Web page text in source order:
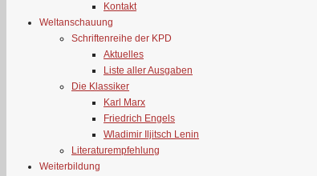
Kontakt
Weltanschauung
Schriftenreihe der KPD
Aktuelles
Liste aller Ausgaben
Die Klassiker
Karl Marx
Friedrich Engels
Wladimir Iljitsch Lenin
Literaturempfehlung
Weiterbildung